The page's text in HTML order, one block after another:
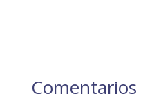
Comentarios